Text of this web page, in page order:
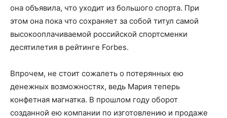
она объявила, что уходит из большого спорта. При
этом она пока что сохраняет за собой титул самой
высокооплачиваемой российской спортсменки
десятилетия в рейтинге Forbes.
Впрочем, не стоит сожалеть о потерянных ею
денежных возможностях, ведь Мария теперь
конфетная магнатка. В прошлом году оборот
созданной ею компании по изготовлению и продаже